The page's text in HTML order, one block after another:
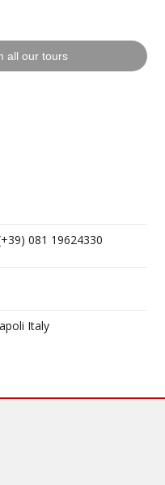
all our tours
081 19624330
Italy